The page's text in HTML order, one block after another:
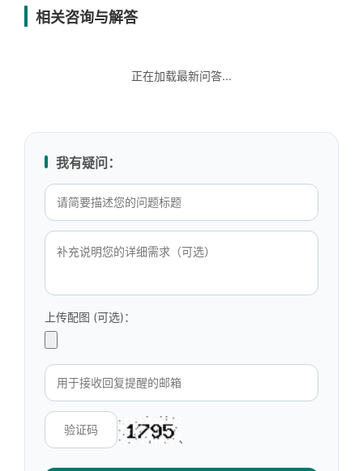
相关咨询与解答
正在加载最新问答...
我有疑问：
上传配图 (可选)：